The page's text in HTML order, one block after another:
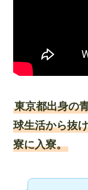
東京都出身の
球生活から抜
寮に入寮。